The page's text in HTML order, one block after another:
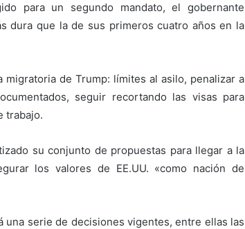
para un segundo mandato, el gobernante
dura que la de sus primeros cuatro años en la
de Trump: límites al asilo, penalizar a
seguir recortando las visas para
trabajo.
su conjunto de propuestas para llegar a la
los valores de EE.UU. «como nación de
una serie de decisiones vigentes, entre ellas las